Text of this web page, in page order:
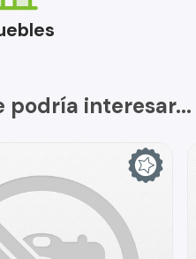
podría interesar...